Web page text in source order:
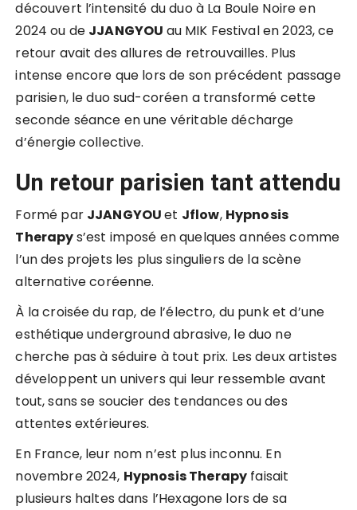
découvert l’intensité du duo à La Boule Noire en
2024 ou de JJANGYOU au MIK Festival en 2023, ce
retour avait des allures de retrouvailles. Plus
intense encore que lors de son précédent passage
parisien, le duo sud-coréen a transformé cette
seconde séance en une véritable décharge
d’énergie collective.
Un retour parisien tant attendu
Formé par JJANGYOUet Jflow, Hypnosis
Therapys’est imposé en quelques années comme
l’un des projets les plus singuliers de la scène
alternative coréenne.
À la croisée du rap, de l’électro, du punk et d’une
esthétique underground abrasive, le duo ne
cherche pas à séduire à tout prix. Les deux artistes
développent un univers qui leur ressemble avant
tout, sans se soucier des tendances ou des
attentes extérieures.
En France, leur nom n’est plus inconnu. En
novembre 2024, Hypnosis Therapy faisait
plusieurs haltes dans l’Hexagone lors de sa